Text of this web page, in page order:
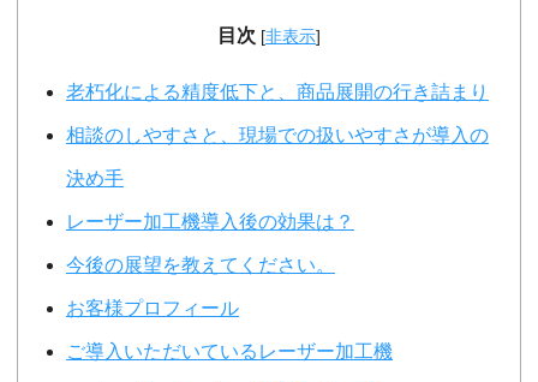
目次 [非表示]
老朽化による精度低下と、商品展開の行き詰まり
相談のしやすさと、現場での扱いやすさが導入の
決め手
レーザー加工機導入後の効果は？
今後の展望を教えてください。
お客様プロフィール
ご導入いただいているレーザー加工機